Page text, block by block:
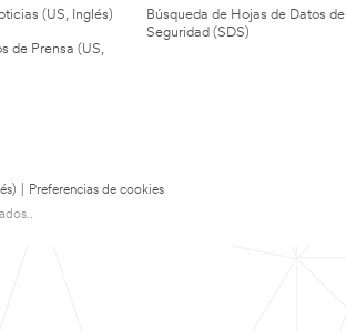
(US, Inglés)
de Prensa (US,
Búsqueda de Hojas de Datos de
Seguridad (SDS)
Preferencias de cookies